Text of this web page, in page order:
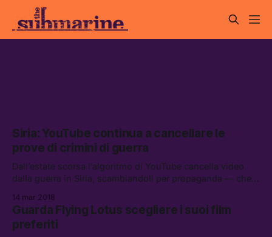
Siria: YouTube continua a cancellare le
prove di crimini di guerra
Dall’estate scorsa l’algoritmo di YouTube cancella video
dalla guerra in Siria, scambiandoli per propaganda — che
14 mar 2018
Guarda Flying Lotus scegliere i suoi film
preferiti